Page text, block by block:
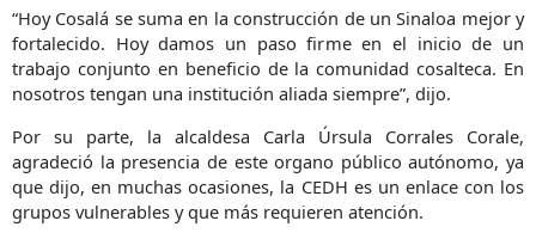
“Hoy Cosalá se suma en la construcción de un Sinaloa mejor y
fortalecido. Hoy damos un paso firme en el inicio de un
trabajo conjunto en beneficio de la comunidad cosalteca. En
nosotros tengan una institución aliada siempre”, dijo.
Por su parte, la alcaldesa Carla Úrsula Corrales Corale,
agradeció la presencia de este organo público autónomo, ya
que dijo, en muchas ocasiones, la CEDH es un enlace con los
grupos vulnerables y que más requieren atención.